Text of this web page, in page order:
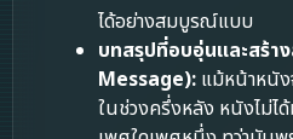
ได้อย่างสมบูรณ์แบบ
บทสรุปที่อบอุ่นและสร้
Message): แม้หน้าหนั
ในช่วงครึ่งหลัง หนังไม่ได้